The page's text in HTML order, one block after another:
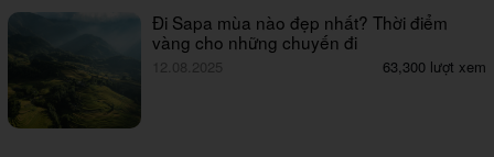
Đi Sapa mùa nào đẹp nhất? Thời điểm
vàng cho những chuyến đi
12.08.2025 63,300 lượt xem